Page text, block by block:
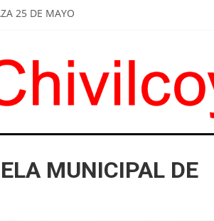
25 DE MAYO
UN JUGUETE TÓXICO
REFUGIOS EN PARADAS DE COLECTIVOS
MUNICIPAL DE